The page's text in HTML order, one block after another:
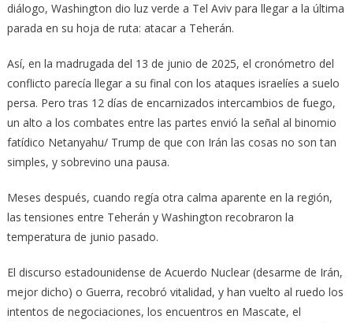
diálogo, Washington dio luz verde a Tel Aviv para llegar a la última
parada en su hoja de ruta: atacar a Teherán.
Así, en la madrugada del 13 de junio de 2025, el cronómetro del
conflicto parecía llegar a su final con los ataques israelíes a suelo
persa. Pero tras 12 días de encarnizados intercambios de fuego,
un alto a los combates entre las partes envió la señal al binomio
fatídico Netanyahu/ Trump de que con Irán las cosas no son tan
simples, y sobrevino una pausa.
Meses después, cuando regía otra calma aparente en la región,
las tensiones entre Teherán y Washington recobraron la
temperatura de junio pasado.
El discurso estadounidense de Acuerdo Nuclear (desarme de Irán,
mejor dicho) o Guerra, recobró vitalidad, y han vuelto al ruedo los
intentos de negociaciones, los encuentros en Mascate, el